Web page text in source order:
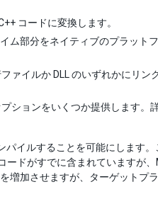
コードに変換します。
ム部分をネイティブのプラット
イルか DLL のいずれかにリン
ションをいくつか提供します。詳
パイルすることを可能にします
ドがすでに含まれていますが
増加させますが、ターゲットプ